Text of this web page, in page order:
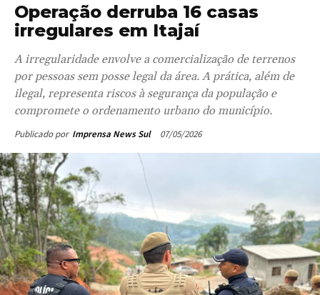
Operação derruba 16 casas
irregulares em Itajaí
A irregularidade envolve a comercialização de terrenos
por pessoas sem posse legal da área. A prática, além de
ilegal, representa riscos à segurança da população e
compromete o ordenamento urbano do município.
Publicado por Imprensa News Sul 07/05/2026